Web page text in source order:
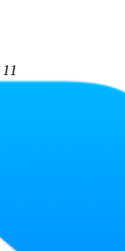
11